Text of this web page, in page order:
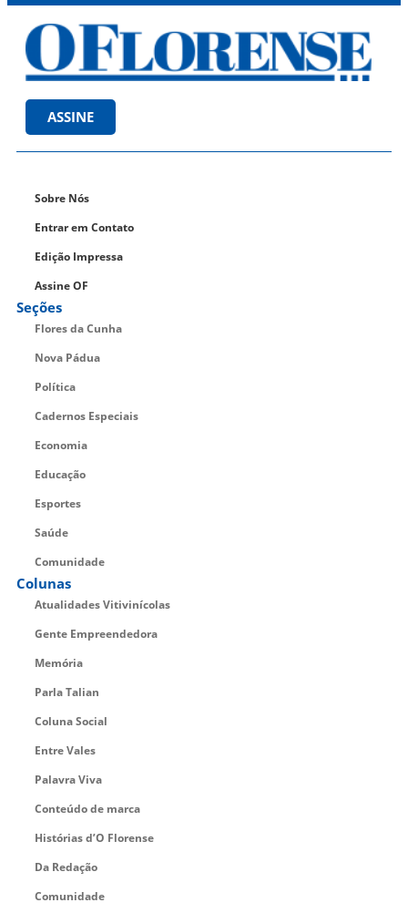
ASSINE
Sobre Nós
Entrar em Contato
Edição Impressa
Assine OF
Seções
Flores da Cunha
Nova Pádua
Política
Cadernos Especiais
Economia
Educação
Esportes
Saúde
Comunidade
Colunas
Atualidades Vitivinícolas
Gente Empreendedora
Memória
Parla Talian
Coluna Social
Entre Vales
Palavra Viva
Conteúdo de marca
Histórias d’O Florense
Da Redação
Comunidade